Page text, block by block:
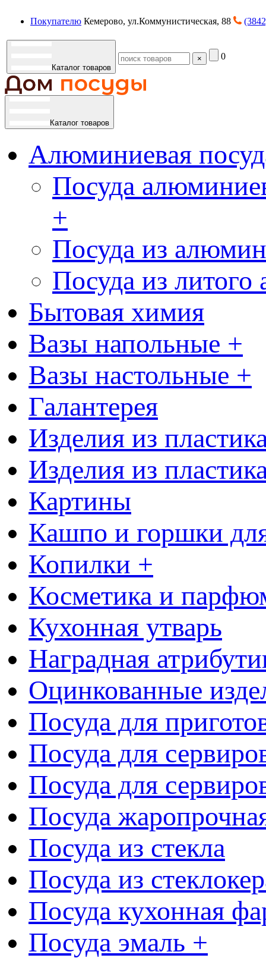
Покупателю Кемерово, ул.Коммунистическая, 88
Каталог товаров
× 0
Каталог товаров
Алюминиевая
Посуда
+
Посуда из
Посуда из
Бытовая химия
Вазы напольные +
Вазы настольные +
Галантерея
Изделия из
Изделия из
Картины
Кашпо и горшки
Копилки +
Косметика и
Кухонная утварь
Наградная
Оцинкованные
Посуда для
Посуда для
Посуда для
Посуда
Посуда из стекла
Посуда из
Посуда кухонная
Посуда эмаль +